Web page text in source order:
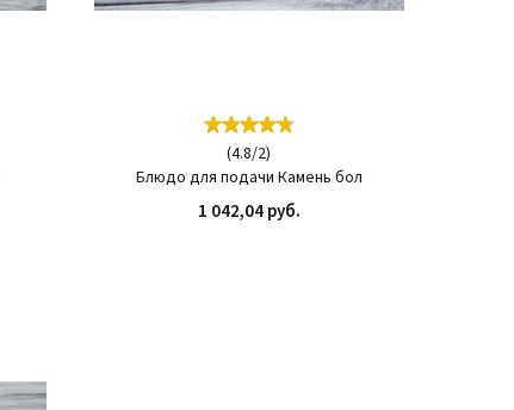
(4.8/2)
Блюдо для подачи Камень бол
1 042,04 руб.